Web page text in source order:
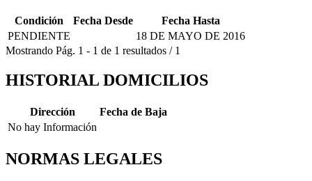
Condición Fecha Desde
Fecha Hasta
PENDIENTE
18 DE MAYO DE 2016
Mostrando Pág. 1 - 1 de 1 resultados / 1
HISTORIAL DOMICILIOS
Dirección
Fecha de Baja
No hay Información
NORMAS LEGALES